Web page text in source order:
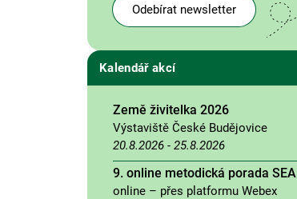
Odebírat newsletter
Kalendář akcí
Země živitelka 2026
Výstaviště České Budějovice
20.8.2026 - 25.8.2026
9. online metodická porada SEA
online – přes platformu Webex